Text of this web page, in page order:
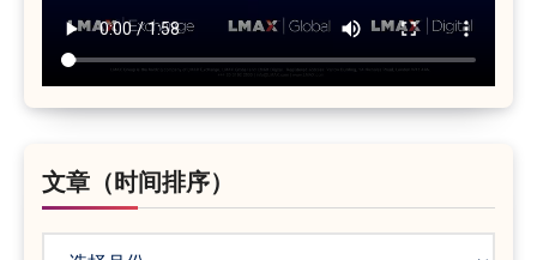
文章（时间排序）